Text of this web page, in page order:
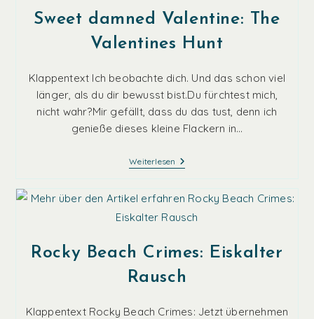
Sweet damned Valentine: The
Valentines Hunt
Klappentext Ich beobachte dich. Und das schon viel
länger, als du dir bewusst bist.Du fürchtest mich,
nicht wahr?Mir gefällt, dass du das tust, denn ich
genieße dieses kleine Flackern in…
Weiterlesen Sweet
Damned
The
Valentines
Hunt
Rocky Beach Crimes: Eiskalter
Rausch
Klappentext Rocky Beach Crimes: Jetzt übernehmen